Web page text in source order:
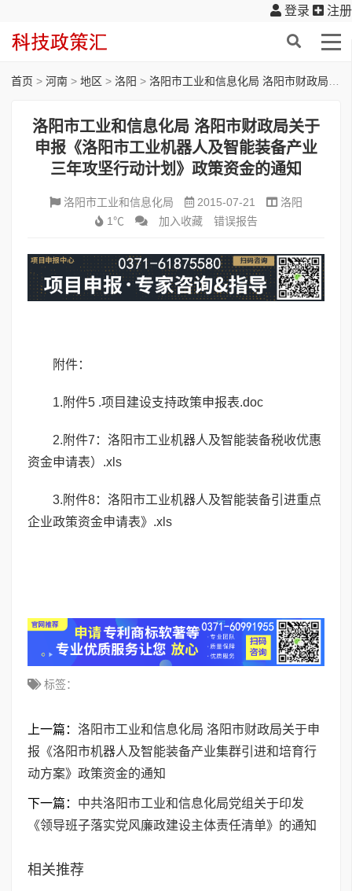
登录 注册
首页 > 河南 > 地区 > 洛阳 > 洛阳市工业和信息化局 洛阳市财政局关于申报《洛阳市工业机器人及智能装备产业三年攻坚行动计划》政策资金的通知
洛阳市工业和信息化局 洛阳市财政局关于
申报《洛阳市工业机器人及智能装备产业
三年攻坚行动计划》政策资金的通知
洛阳市工业和信息化局 2015-07-21
洛阳
1℃
加入收藏 错误报告
附件：
1. 附件5 .项目建设支持政策申报表.doc
2. 附件7：洛阳市工业机器人及智能装备税收优惠
资金申请表）.xls
3. 附件8：洛阳市工业机器人及智能装备引进重点
企业政策资金申请表》.xls
标签：
上一篇： 洛阳市工业和信息化局 洛阳市财政局关于申
报《洛阳市机器人及智能装备产业集群引进和培育行
动方案》政策资金的通知
下一篇： 中共洛阳市工业和信息化局党组关于印发
《领导班子落实党风廉政建设主体责任清单》的通知
相关推荐